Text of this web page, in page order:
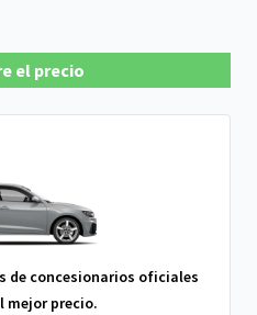
el precio
de concesionarios oficiales
mejor precio.